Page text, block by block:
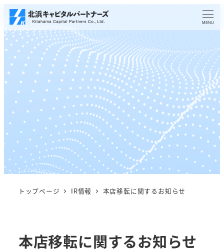
メ
イ
ン
コ
ン
テ
ン
へ
移
MENU
トップページ IR情報 本店移転に関するお知らせ
本店移転に関するお知らせ